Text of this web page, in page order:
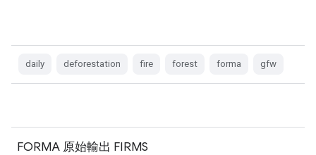
daily deforestation fire forest forma gfw
FORMA 原始輸出 FIRMS